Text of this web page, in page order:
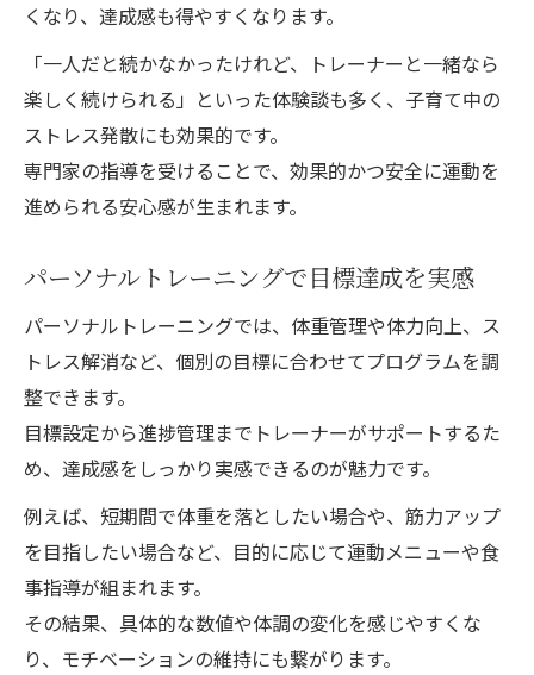
くなり、達成感も得やすくなります。
「一人だと続かなかったけれど、トレーナーと一緒なら
楽しく続けられる」といった体験談も多く、子育て中の
ストレス発散にも効果的です。
専門家の指導を受けることで、効果的かつ安全に運動を
進められる安心感が生まれます。
パーソナルトレーニングで目標達成を実感
パーソナルトレーニングでは、体重管理や体力向上、ス
トレス解消など、個別の目標に合わせてプログラムを調
整できます。
目標設定から進捗管理までトレーナーがサポートするた
め、達成感をしっかり実感できるのが魅力です。
例えば、短期間で体重を落としたい場合や、筋力アップ
を目指したい場合など、目的に応じて運動メニューや食
事指導が組まれます。
その結果、具体的な数値や体調の変化を感じやすくな
り、モチベーションの維持にも繋がります。